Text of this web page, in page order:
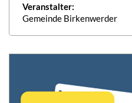
Veranstalter:
Gemeinde Birkenwerder